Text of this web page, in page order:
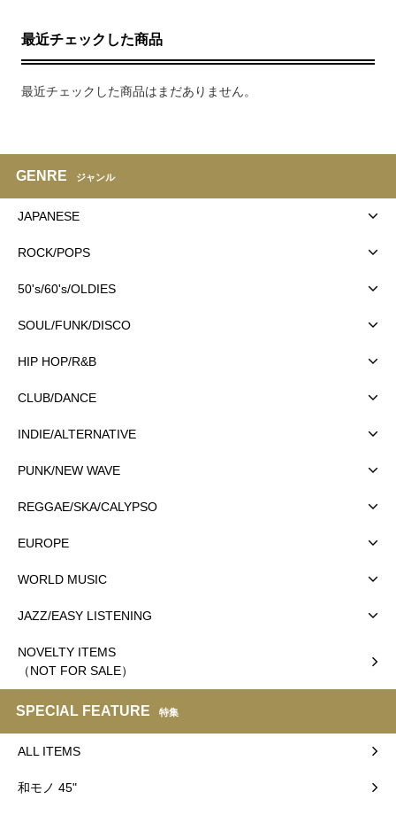
最近チェックした商品
最近チェックした商品はまだありません。
GENRE ジャンル
JAPANESE
ROCK/POPS
50's/60's/OLDIES
SOUL/FUNK/DISCO
HIP HOP/R&B
CLUB/DANCE
INDIE/ALTERNATIVE
PUNK/NEW WAVE
REGGAE/SKA/CALYPSO
EUROPE
WORLD MUSIC
JAZZ/EASY LISTENING
NOVELTY ITEMS
（NOT FOR SALE）
SPECIAL FEATURE 特集
ALL ITEMS
和モノ 45"